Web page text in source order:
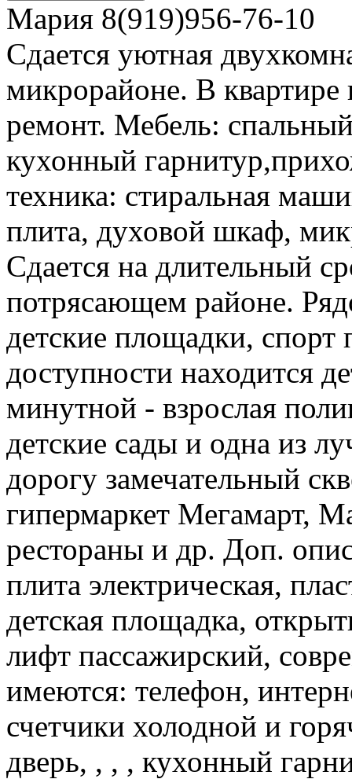
Мария 8(919)956-76-10
Сдается уютная
микрорайоне. В квартире
ремонт. Мебель:
кухонный
техника: стиральная
плита, духовой шкаф,
Сдается на длительный
потрясающем районе.
детские площадки,
доступности находится
минутной - взрослая
детские сады и одна из
дорогу замечательный
гипермаркет Мегамарт,
рестораны и др. Доп.
плита электрическая,
детская площадка,
лифт пассажирский,
имеются: телефон,
счетчики холодной и
дверь, , , , кухонный